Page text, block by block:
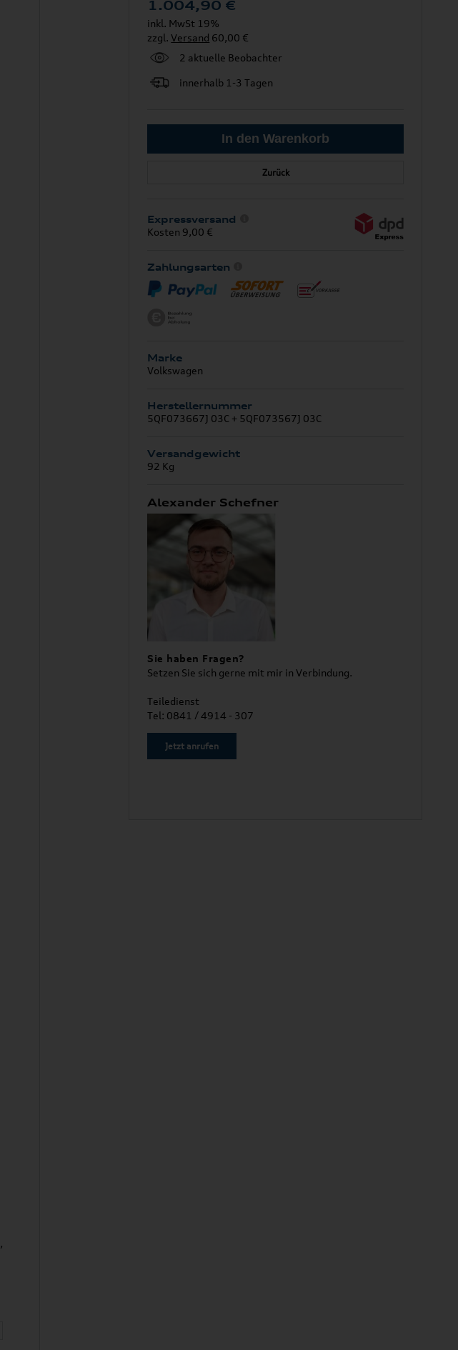
,
1.004,90 €
inkl. MwSt 19%
zzgl.Versand 60,00 €
2 aktuelle Beobachter
innerhalb 1-3 Tagen
Zurück
Expressversand
Kosten 9,00 €
Zahlungsarten
Marke
Volkswagen
Herstellernummer
5QF073667J 03C + 5QF073567J 03C
Versandgewicht
92 Kg
Alexander Schefner
Sie haben Fragen?
Setzen Sie sich gerne mit mir in Verbindung.
Teiledienst
Tel: 0841 / 4914 - 307
Jetzt anrufen